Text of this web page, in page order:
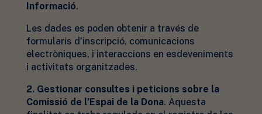
Informació.
Les dades es poden obtenir a través de
formularis d’inscripció, comunicacions
electròniques, i interaccions en esdeveniments
i activitats organitzades.
2. Gestionar consultes i peticions sobre la
Comissió de l’Espai de la Dona. Aquesta